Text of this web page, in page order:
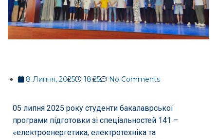
8 Липня, 2025 18:25 No Comments
05 липня 2025 року студенти бакалаврської
програми підготовки зі спеціальностей 141 –
«електроенергетика, електротехніка та